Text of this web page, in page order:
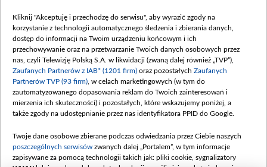
Procedura zgłoszeń wewnętrznych
Kliknij "Akceptuję i przechodzę do serwisu", aby wyrazić zgody na
korzystanie z technologii automatycznego śledzenia i zbierania danych,
dostęp do informacji na Twoim urządzeniu końcowym i ich
przechowywanie oraz na przetwarzanie Twoich danych osobowych przez
nas, czyli Telewizję Polską S.A. w likwidacji (zwaną dalej również „TVP”),
Zaufanych Partnerów z IAB* (1201 firm) oraz pozostałych Zaufanych
Partnerów TVP (93 firm) , w celach marketingowych (w tym do
zautomatyzowanego dopasowania reklam do Twoich zainteresowań i
mierzenia ich skuteczności) i pozostałych, które wskazujemy poniżej, a
także zgody na udostępnianie przez nas identyfikatora PPID do Google.
Twoje dane osobowe zbierane podczas odwiedzania przez Ciebie naszych
poszczególnych serwisów zwanych dalej „Portalem”, w tym informacje
zapisywane za pomocą technologii takich jak: pliki cookie, sygnalizatory